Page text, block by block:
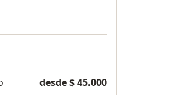
desde $ 45.000